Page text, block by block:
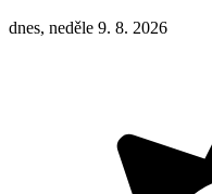
dnes, neděle 9. 8. 2026